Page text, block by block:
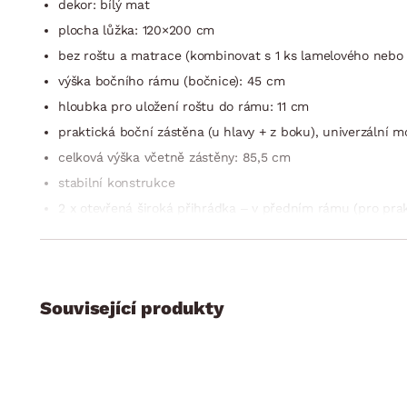
dekor: bílý mat
plocha lůžka: 120×200 cm
bez roštu a matrace (kombinovat s 1 ks lamelového
výška bočního rámu (bočnice): 45 cm
hloubka pro uložení roštu do rámu: 11 cm
praktická boční zástěna (u hlavy + z boku), univerzální
celková výška včetně zástěny: 85,5 cm
stabilní konstrukce
2 x otevřená široká přihrádka – v předním rámu (pro
1 x výsuvný noční stolek – v bočním rámu (výsuvný na
univerzální montáž konstrukce na pravou/levou stranu:
Související produkty